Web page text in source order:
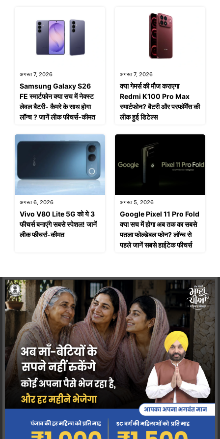
अगस्त 7, 2026
Samsung Galaxy S26
FE स्मार्टफोन क्या सच में नेक्स्ट
लेवल बैटरी- कैमरे के साथ होगा
लॉन्च ? जानें लीक फीचर्स-कीमत
अगस्त 7, 2026
क्या गेमर्स की मौज कराएगा
Redmi K100 Pro Max
स्मार्टफोन? बैटरी और परफॉर्मेंस की
लीक हुई डिटेल्स
अगस्त 6, 2026
Vivo V80 Lite 5G को ये 3
फीचर्स बनाएंगे सबसे स्पेशल! जानें
लीक फीचर्स-कीमत
अगस्त 5, 2026
Google Pixel 11 Pro Fold
क्या सच में होगा अब तक का सबसे
पतला फोल्डेबल फोन? लॉन्च से
पहले जानें सबसे हाईटेक फीचर्स